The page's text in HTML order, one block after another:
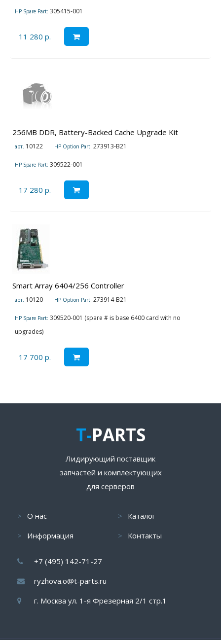
HP Spare Part: 305415-001
11 280 р.
256MB DDR, Battery-Backed Cache Upgrade Kit
арт. 10122 HP Option Part: 273913-B21
HP Spare Part: 309522-001
17 280 р.
Smart Array 6404/256 Controller
арт. 10120 HP Option Part: 273914-B21
HP Spare Part: 309520-001 (spare # is base 6400 card with no
upgrades)
17 700 р.
T-PARTS
Лидирующий поставщик
запчастей и комплектующих
для серверов
О нас
Информация
Каталог
Контакты
+7 (495) 142-71-27
ryzhova.o@t-parts.ru
г. Москва ул. 1-я Фрезерная 2/1 стр.1